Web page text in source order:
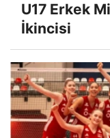
U17 Erkek
İkincisi